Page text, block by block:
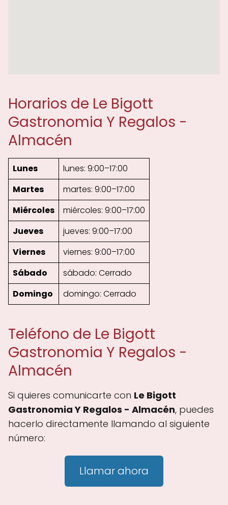
Horarios de Le Bigott
Gastronomia Y Regalos -
Almacén
Lunes
lunes: 9:00–17:00
Martes
martes: 9:00–17:00
Miércoles
miércoles: 9:00–17:00
Jueves
jueves: 9:00–17:00
Viernes
viernes: 9:00–17:00
Sábado
sábado: Cerrado
Domingo
domingo: Cerrado
Teléfono de Le Bigott
Gastronomia Y Regalos -
Almacén
Si quieres comunicarte con Le Bigott
Gastronomia Y Regalos - Almacén, puedes
hacerlo directamente llamando al siguiente
número:
Llamar ahora